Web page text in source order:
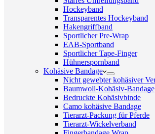
Hockeyband
Transparentes Hockeyband
Hakengriffband
Sportlicher Pre-Wrap
EAB-Sportband
Sportlicher Tape-Finger
Hühnerspornband
Kohäsive Bandage
Nicht gewebter kohäsiver
Baumwoll-Kohäsiv-Bandage
Bedruckte Kohäsivbinde
Camo kohäsive Bandage
Tierarzt-Packung für Pferde
Tierarzt-Wickelverband